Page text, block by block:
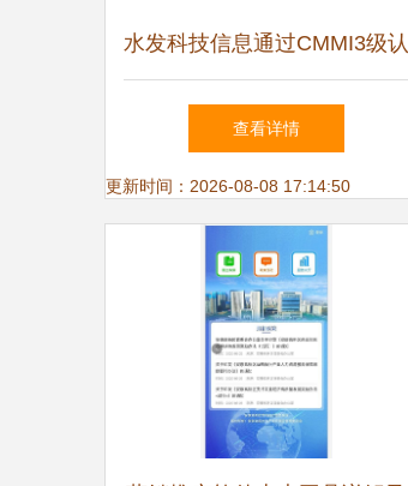
水发科技信息通过CMMI3级认
证，研发实力跃升国际标准
查看详情
更新时间：2026-08-08 17:14:50